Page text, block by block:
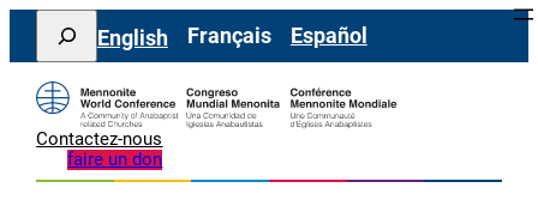
Aller
contenu
Search
English Français Español
Contactez-nous
faire un don